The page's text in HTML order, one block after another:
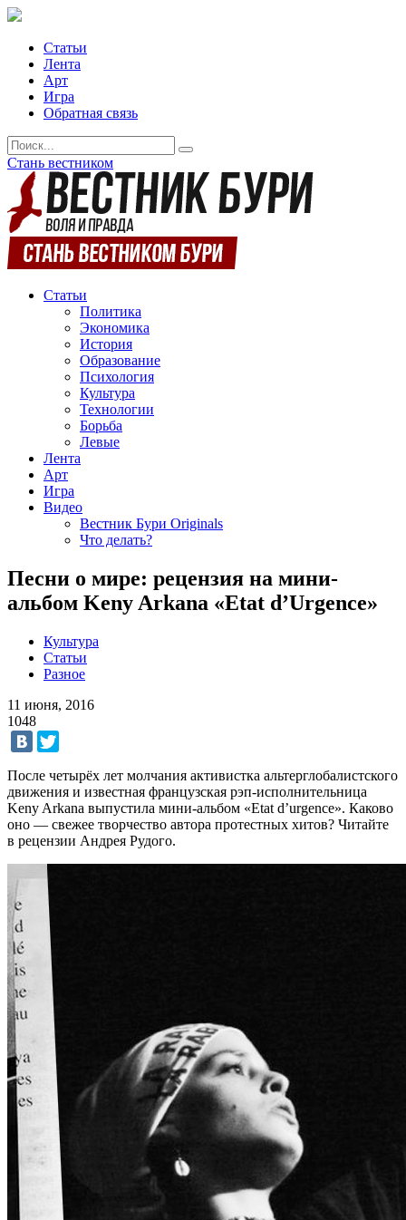
Статьи
Лента
Арт
Игра
Обратная связь
Стань вестником
Статьи
Политика
Экономика
История
Образование
Психология
Культура
Технологии
Борьба
Левые
Лента
Арт
Игра
Видео
Вестник Бури Originals
Что делать?
Песни о мире: рецензия на мини-
альбом Keny Arkana «Etat d’Urgence»
Культура
Статьи
Разное
11 июня, 2016
1048
После четырёх лет молчания активистка альтерглобалистского
движения и известная французская рэп-исполнительница
Keny Arkana выпустила мини-альбом «Etat d’urgence». Каково
оно — свежее творчество автора протестных хитов? Читайте
в рецензии Андрея Рудого.